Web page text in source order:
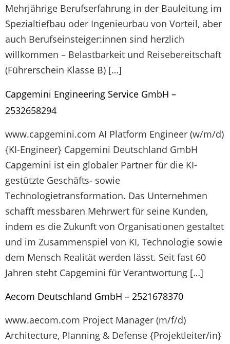
Mehrjährige Berufserfahrung in der Bauleitung im
Spezialtiefbau oder Ingenieurbau von Vorteil, aber
auch Berufseinsteiger:innen sind herzlich
willkommen – Belastbarkeit und Reisebereitschaft
(Führerschein Klasse B) […]
Capgemini Engineering Service GmbH –
2532658294
www.capgemini.com AI Platform Engineer (w/m/d)
{KI-Engineer} Capgemini Deutschland GmbH
Capgemini ist ein globaler Partner für die KI-
gestützte Geschäfts- sowie
Technologietransformation. Das Unternehmen
schafft messbaren Mehrwert für seine Kunden,
indem es die Zukunft von Organisationen gestaltet
und im Zusammenspiel von KI, Technologie sowie
dem Mensch Realität werden lässt. Seit fast 60
Jahren steht Capgemini für Verantwortung […]
Aecom Deutschland GmbH – 2521678370
www.aecom.com Project Manager (m/f/d)
Architecture, Planning & Defense {Projektleiter/in}